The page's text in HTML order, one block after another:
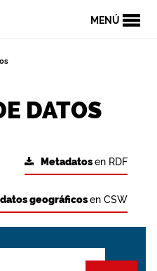
MENÚ
DATOS
Metadatosen RDF
geográficosen CSW